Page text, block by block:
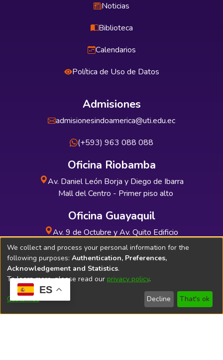
ES
Noticias
Biblioteca
Calendarios
Política de Uso de Datos
Admisiones
admisionesindoamerica@uti.edu.ec
(+593) 963 088 088
Oficina Riobamba
Av. Daniel León Borja y Diego de Ibarra
Mall del Centro - Primer piso alto
Oficina Guayaquil
Av. 9 de Octubre y Av. Quito Edificio
INDUAUTO - Planta baja
Soporte Técnico Bibliolatino.com
We collect and process your personal information for the
following purposes: Authentication, Preferences,
Acknowledgement and Statistics.
To learn more, please read our privacy policy.
Customize Decline That's ok